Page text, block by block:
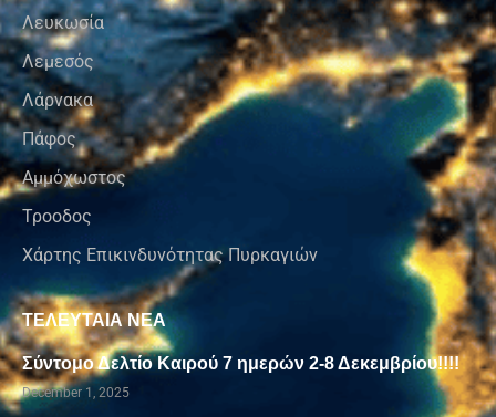
Λευκωσία
Λεμεσός
Λάρνακα
Πάφος
Αμμόχωστος
Τροοδος
Χάρτης Επικινδυνότητας Πυρκαγιών
ΤΕΛΕΥΤΑΙΑ ΝΕΑ
Σύντομο Δελτίο Καιρού 7 ημερών 2-8 Δεκεμβρίου!!!!
December 1, 2025